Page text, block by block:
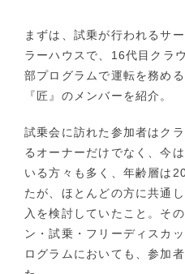
まずは、試乗が行われるサ
ラーハウスで、16代目クラ
部プログラムで運転を務め
『匠』のメンバーを紹介。
試乗会に訪れた参加者はク
るオーナーだけでなく、今
いる方々も多く、年齢層は
たが、ほとんどの方に共通
入を検討していたこと。そ
ン・試乗・フリーディスカ
ログラムにおいても、参加